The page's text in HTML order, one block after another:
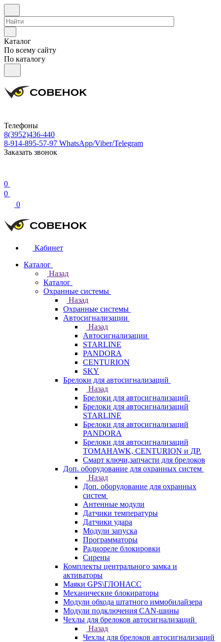
Каталог
По всему сайту
По каталогу
Телефоны
8(3952)436-440
8-914-895-57-97 WhatsApp/Viber/Telegram
Заказать звонок
0
0
0
Кабинет
Каталог
Назад
Каталог
Охранные системы
Назад
Охранные системы
Автосигнализации
Назад
Автосигнализации
STARLINE
PANDORA
CENTURION
SKY
Брелоки для автосигнализаций
Назад
Брелоки для автосигнализаций
Брелоки для автосигнализаций
STARLINE
Брелоки для автосигнализаций
PANDORA
Брелоки для автосигнализаций
TOMAHAWK, CENTURION и ДР.
Смарт ключи,запчасти для брелоков
Доп. оборудование для охранных систем
Назад
Доп. оборудование для охранных
систем
Антенные модули
Датчики температуры
Датчики удара
Модули запуска
Программаторы
Радиореле блокировки
Сирены
Комплекты центрального замка и
активаторы
Маяки GPS\ГЛОНАСС
Механические блокираторы
Модули обхода штатного иммобилайзера
Модули подключения CAN-шины
Чехлы для брелоков автосигнализаций
Назад
Чехлы для брелоков автосигнализаций